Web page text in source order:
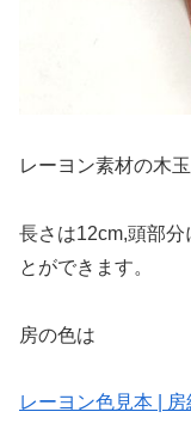
レーヨン素材の木
長さは12cm,頭部分
とができます。
房の色は
レーヨン色見本 | 房